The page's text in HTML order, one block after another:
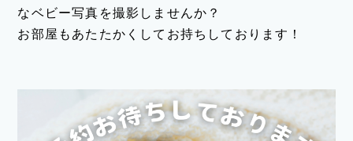
なベビー写真を撮影しませんか？
お部屋もあたたかくしてお持ちしております！